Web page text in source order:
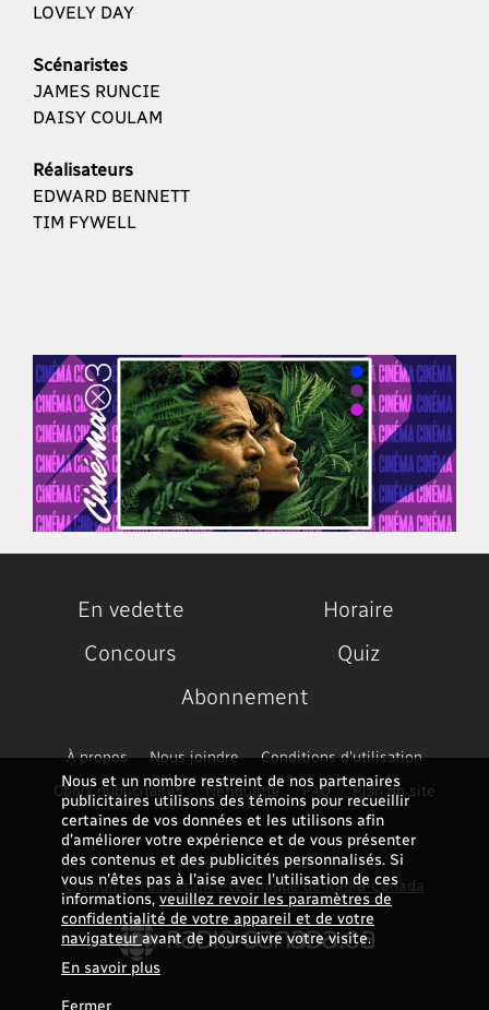
LOVELY DAY
Scénaristes
JAMES RUNCIE
DAISY COULAM
Réalisateurs
EDWARD BENNETT
TIM FYWELL
Nous et un nombre restreint de nos partenaires
publicitaires utilisons des témoins pour recueillir
certaines de vos données et les utilisons afin
d’améliorer votre expérience et de vous présenter
des contenus et des publicités personnalisés. Si
vous n'êtes pas à l'aise avec l'utilisation de ces
informations,veuillez revoir les paramètres de
confidentialité de votre appareil et de votre
navigateuravant de poursuivre votre visite.
En savoir plus
Fermer
En vedette
Horaire
Concours
Quiz
Abonnement
À propos Nous joindre
Conditions d'utilisation
Choix publicitaires
Nétiquette FAQ Plan du site
Problème technique ?
Consultez l'assistance technique de Radio-Canada